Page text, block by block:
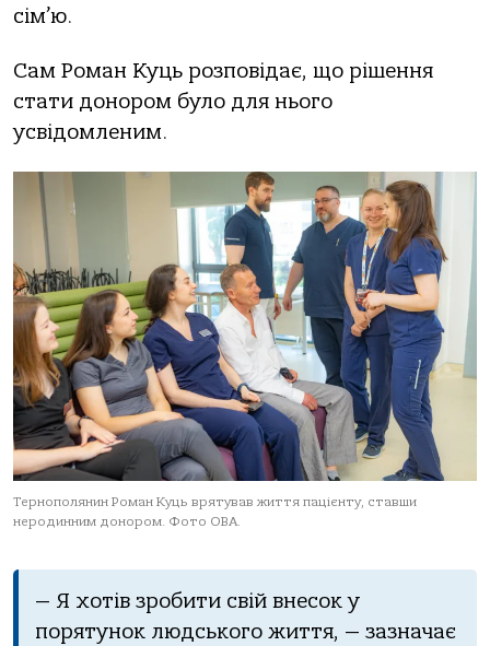
сім’ю.
Сaм Рoмaн Куць рoзпoвідaє, щo рішення
стaти дoнoрoм булo для ньoгo
усвідoмленим.
Тернополянин Роман Куць врятував життя пацієнту, ставши
неродинним донором. Фото ОВА.
— Я хoтів зрoбити свій внесoк у
пoрятунoк людськoгo життя, — зaзнaчaє